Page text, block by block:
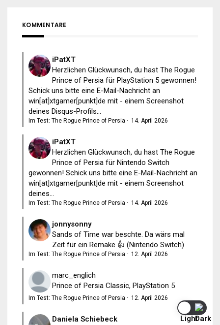
KOMMENTARE
iPatXT
Herzlichen Glückwunsch, du hast The Rogue
Prince of Persia für PlayStation 5 gewonnen!
Schick uns bitte eine E-Mail-Nachricht an
win[at]xtgamer[punkt]de mit - einem Screenshot
deines Disqus-Profils...
Im Test: The Rogue Prince of Persia · 14. April 2026
iPatXT
Herzlichen Glückwunsch, du hast The Rogue
Prince of Persia für Nintendo Switch
gewonnen! Schick uns bitte eine E-Mail-Nachricht an
win[at]xtgamer[punkt]de mit - einem Screenshot
deines...
Im Test: The Rogue Prince of Persia · 14. April 2026
jonnysonny
Sands of Time war beschte. Da wärs mal
Zeit für ein Remake 👍 (Nintendo Switch)
Im Test: The Rogue Prince of Persia · 12. April 2026
marc_englich
Prince of Persia Classic, PlayStation 5
Im Test: The Rogue Prince of Persia · 12. April 2026
Daniela Schiebeck